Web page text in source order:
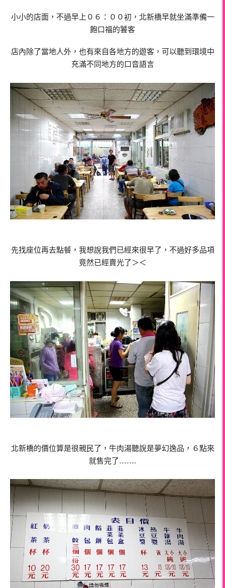
小小的店面，不過早上０６：００初，北新橋早就坐滿準備一
飽口福的饕客
店內除了當地人外，也有來自各地方的遊客，可以聽到環境中
充滿不同地方的口音語言
先找座位再去點餐，我想說我們已經來很早了，不過好多品項
竟然已經賣光了＞＜
北新橋的價位算是很親民了，牛肉湯聽說是夢幻逸品，６點來
就售完了…….